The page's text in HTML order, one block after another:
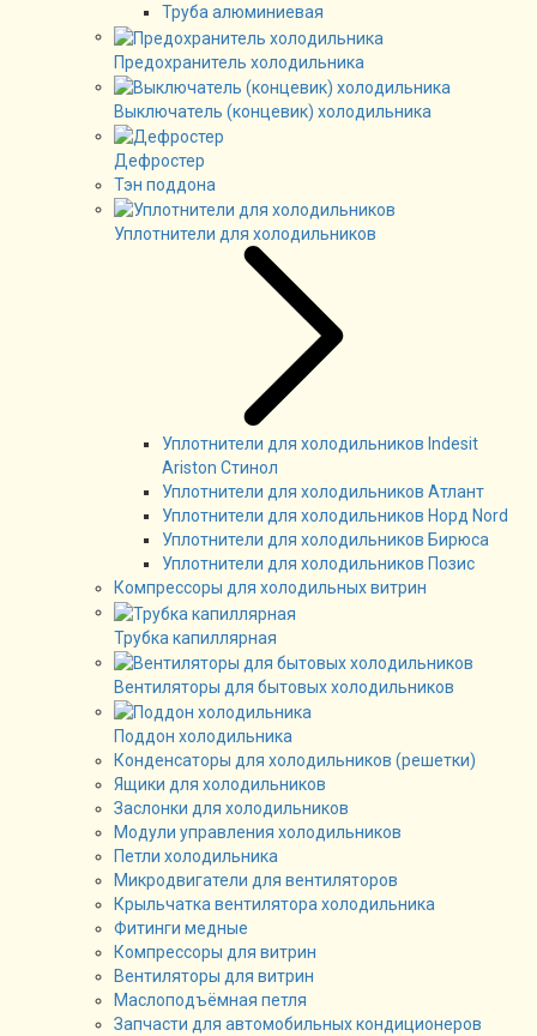
Труба алюминиевая
Предохранитель холодильника
Выключатель (концевик) холодильника
Дефростер
Тэн поддона
Уплотнители для холодильников
Уплотнители для холодильников Indesit
Ariston Стинол
Уплотнители для холодильников Атлант
Уплотнители для холодильников Норд Nord
Уплотнители для холодильников Бирюса
Уплотнители для холодильников Позис
Компрессоры для холодильных витрин
Трубка капиллярная
Вентиляторы для бытовых холодильников
Поддон холодильника
Конденсаторы для холодильников (решетки)
Ящики для холодильников
Заслонки для холодильников
Модули управления холодильников
Петли холодильника
Микродвигатели для вентиляторов
Крыльчатка вентилятора холодильника
Фитинги медные
Компрессоры для витрин
Вентиляторы для витрин
Маслоподъёмная петля
Запчасти для автомобильных кондиционеров